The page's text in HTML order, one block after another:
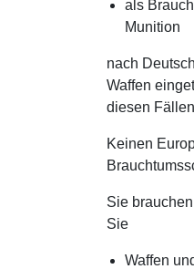
als
Munition
nach
Waffen
diesen
Keinen
Sie
Sie
Waffen